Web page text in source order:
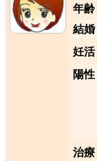
年齢
結婚
妊活
陽性
治療